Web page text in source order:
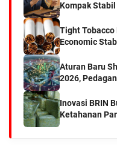
Kompak
Tight Tobacco
Economic
Aturan Baru
2026,
Inovasi BRIN
Ketahanan